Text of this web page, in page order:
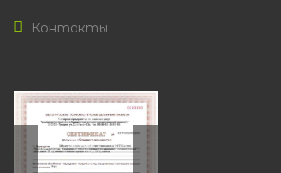
Контакты